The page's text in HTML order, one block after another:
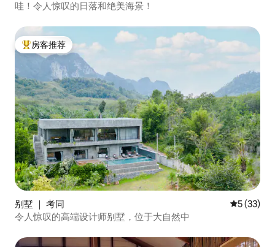
哇！令人惊叹的日落和绝美海景！
热门「房客推荐」
房客推荐
别墅 ｜ 考同 平均评分
5 (33)
令人惊叹的高端设计师别墅，位于大自然中